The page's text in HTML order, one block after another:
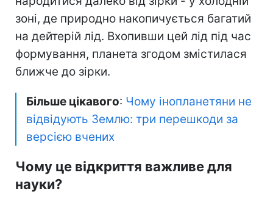
зоні, де природно накопичується багатий
на дейтерій лід. Вхопивши цей лід під час
формування, планета згодом змістилася
ближче до зірки.
Більше цікавого: Чому інопланетяни не
відвідують Землю: три перешкоди за
версією вчених
Чому це відкриття важливе для
науки?